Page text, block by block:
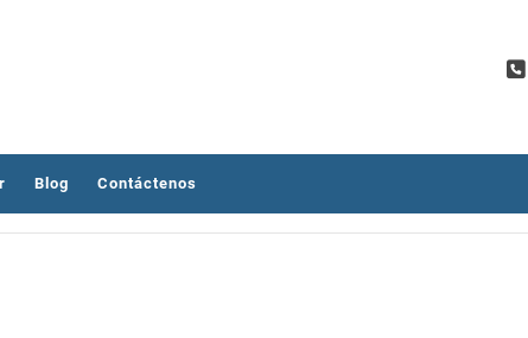
Blog Contáctenos